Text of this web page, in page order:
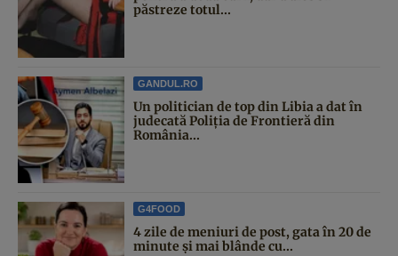
păstreze totul...
GANDUL.RO
Un politician de top din Libia a dat în
judecată Poliția de Frontieră din
România...
G4FOOD
4 zile de meniuri de post, gata în 20 de
minute și mai blânde cu...